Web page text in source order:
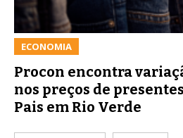
ECONOMIA
Procon encontra
nos preços de
Pais em Rio Verde